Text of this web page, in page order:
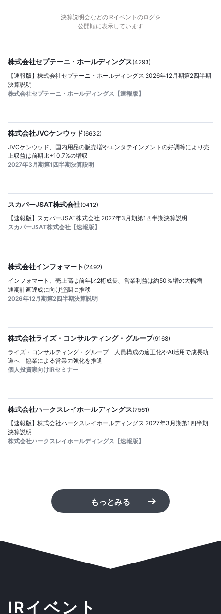
決算説明会などのIRイベントのログを
公開順に表示しています
株式会社セプテーニ・ホールディングス(4293)
【速報版】株式会社セプテーニ・ホールディングス 2026年12月期第2四半期
決算説明
株式会社セプテーニ・ホールディングス【速報版】
株式会社JVCケンウッド(6632)
JVCケンウッド、国内用品の販売増やエンタテインメントの好調等により売
上収益は前期比+10.7%の増収
2027年3月期第1四半期決算説明
スカパーJSAT株式会社(9412)
【速報版】スカパーJSAT株式会社 2027年3月期第1四半期決算説明
スカパーJSAT株式会社【速報版】
株式会社インフォマート (2492)
インフォマート、売上高は前年比2桁成長、営業利益は約50％増の大幅増
通期計画達成に向け堅調に推移
2026年12月期第2四半期決算説明
株式会社ライズ・コンサルティング・グループ(9168)
ライズ・コンサルティング・グループ、人員構成の適正化やAI活用で成長軌
道へ 協業による営業力強化を推進
個人投資家向けIRセミナー
株式会社ハークスレイホールディングス(7561)
【速報版】株式会社ハークスレイホールディングス 2027年3月期第1四半期
決算説明
株式会社ハークスレイホールディングス【速報版】
もっとみる
IRイベント